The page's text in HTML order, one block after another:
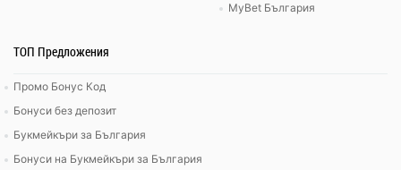
MyBet България
ТОП Предложения
Промо Бонус Код
Бонуси без депозит
Букмейкъри за България
Бонуси на Букмейкъри за България